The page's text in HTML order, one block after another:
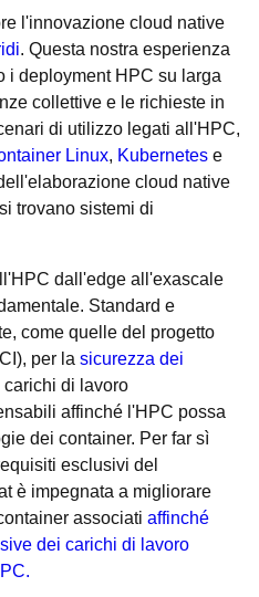
l'innovazione cloud native
. Questa nostra esperienza
i deployment HPC su larga
collettive e le richieste in
di utilizzo legati all'HPC,
Linux, Kubernetes e
cloud native
trovano sistemi di
dall'edge all'exascale
Standard e
come quelle del progetto
per la sicurezza dei
di lavoro
affinché l'HPC possa
dei container. Per far sì
esclusivi del
è impegnata a migliorare
associati affinché
dei carichi di lavoro